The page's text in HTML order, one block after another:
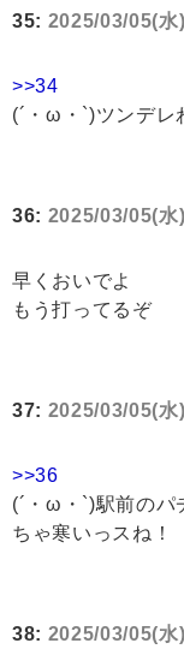
35: 2025/03/05(
>>34
(´・ω・`)ツンデレ
36: 2025/03/05(
早くおいでよ
もう打ってるぞ
37: 2025/03/05(
>>36
(´・ω・`)駅前のパ
ちゃ寒いっスね！
38: 2025/03/05(